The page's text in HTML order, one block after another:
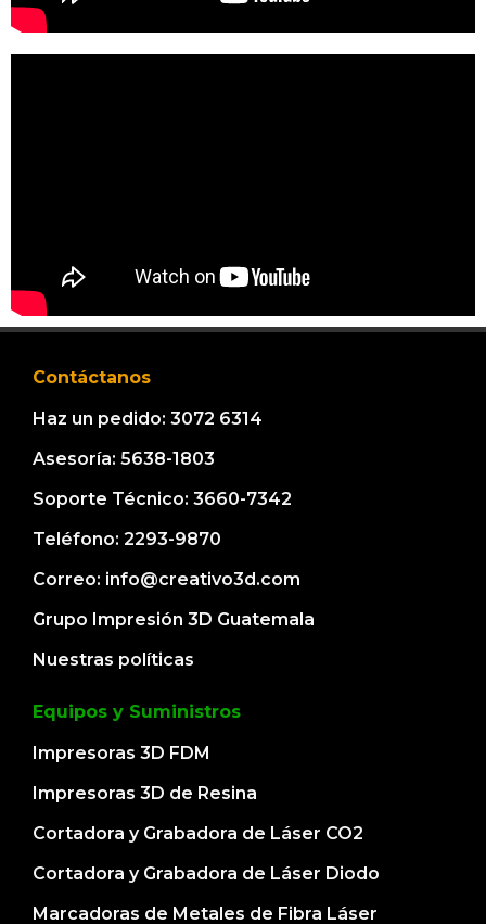
Contáctanos
Haz un pedido: 3072 6314
Asesoría: 5638-1803
Soporte Técnico: 3660-7342
Teléfono: 2293-9870
Correo: info@creativo3d.com
Grupo Impresión 3D Guatemala
Nuestras políticas
Equipos y Suministros
Impresoras 3D FDM
Impresoras 3D de Resina
Cortadora y Grabadora de Láser CO2
Cortadora y Grabadora de Láser Diodo
Marcadoras de Metales de Fibra Láser